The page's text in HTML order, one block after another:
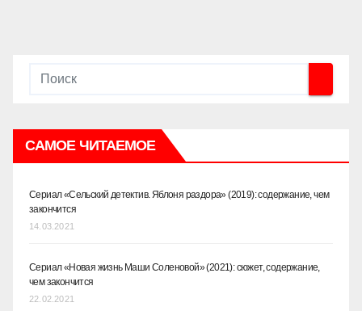
САМОЕ ЧИТАЕМОЕ
Сериал «Сельский детектив. Яблоня раздора» (2019): содержание, чем
закончится
14.03.2021
Сериал «Новая жизнь Маши Соленовой» (2021): сюжет, содержание,
чем закончится
22.02.2021